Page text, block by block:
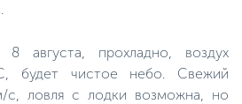
.
августа, прохладно, воздух
будет чистое небо. Свежий
с, ловля с лодки возможна, но